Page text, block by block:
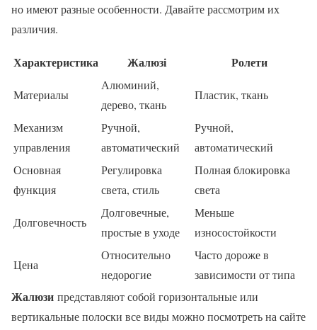
но имеют разные особенности. Давайте рассмотрим их
различия.
Характеристика Жалюзі Ролети
Материалы
Алюминий,
дерево, ткань
Пластик, ткань
Механизм
управления
Ручной,
автоматический
Ручной,
автоматический
Основная
функция
Регулировка
света, стиль
Полная блокировка
света
Долговечность
Долговечные,
простые в уходе
Меньше
износостойкости
Цена
Относительно
недорогие
Часто дороже в
зависимости от типа
Жалюзи представляют собой горизонтальные или
вертикальные полоски все виды можно посмотреть на сайте